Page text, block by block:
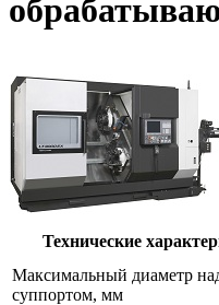
Технические
Максимальный диаметр
суппортом, мм